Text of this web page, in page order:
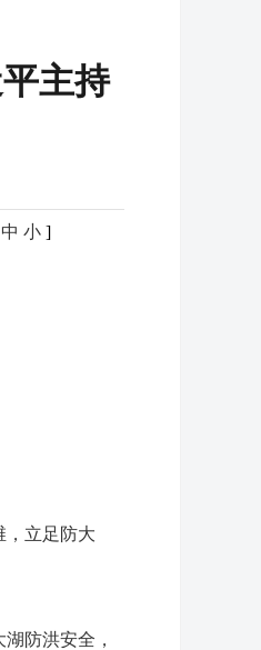
主持
中 小]
，立足防大
防洪安全，